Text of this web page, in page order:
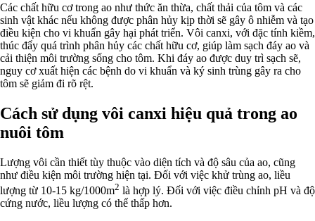
Các chất hữu cơ trong ao như thức ăn thừa, chất thải của tôm và các
sinh vật khác nếu không được phân hủy kịp thời sẽ gây ô nhiễm và tạo
điều kiện cho vi khuẩn gây hại phát triển. Vôi canxi, với đặc tính kiềm,
thúc đẩy quá trình phân hủy các chất hữu cơ, giúp làm sạch đáy ao và
cải thiện môi trường sống cho tôm. Khi đáy ao được duy trì sạch sẽ,
nguy cơ xuất hiện các bệnh do vi khuẩn và ký sinh trùng gây ra cho
tôm sẽ giảm đi rõ rệt.
Cách sử dụng vôi canxi hiệu quả trong ao
nuôi tôm
Lượng vôi cần thiết tùy thuộc vào diện tích và độ sâu của ao, cũng
như điều kiện môi trường hiện tại. Đối với việc khử trùng ao, liều
lượng từ 10-15 kg/1000m2 là hợp lý. Đối với việc điều chỉnh pH và độ
cứng nước, liều lượng có thể thấp hơn.